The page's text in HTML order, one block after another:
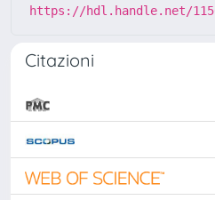
https://hdl.handle.net/
Citazioni